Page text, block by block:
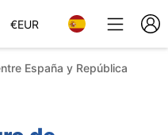
€EUR
España y República